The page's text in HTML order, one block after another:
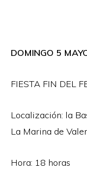
DOMINGO 5
FIESTA FIN DEL
Localización: la
La Marina de
Hora: 18 horas